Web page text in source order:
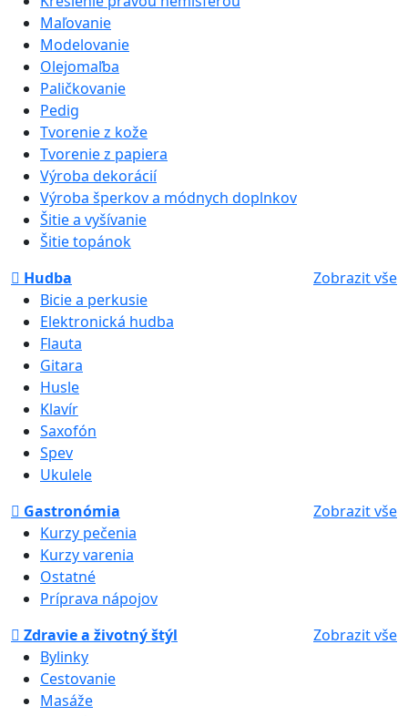
Maľovanie
Modelovanie
Olejomaľba
Paličkovanie
Pedig
Tvorenie z kože
Tvorenie z papiera
Výroba dekorácií
Výroba šperkov a módnych doplnkov
Šitie a vyšívanie
Šitie topánok
Hudba
Zobrazit vše
Bicie a perkusie
Elektronická hudba
Flauta
Gitara
Husle
Klavír
Saxofón
Spev
Ukulele
Gastronómia
Zobrazit vše
Kurzy pečenia
Kurzy varenia
Ostatné
Príprava nápojov
Zdravie a životný štýl
Zobrazit vše
Bylinky
Cestovanie
Masáže